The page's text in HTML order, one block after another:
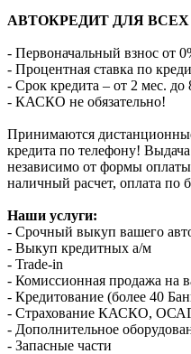
АВТОКРЕДИТ ДЛЯ
- Первоначальный взнос от
- Процентная ставка по
- Срок кредита – от 2 мес. до
- КАСКО не обязательно!
Принимаются
кредита по телефону!
независимо от формы
наличный расчет, оплата по
Наши услуги:
- Срочный выкуп вашего
- Выкуп кредитных а/м
- Trade-in
- Комиссионная продажа на
- Кредитование (более 40
- Страхование КАСКО,
- Дополнительное
- Запасные части